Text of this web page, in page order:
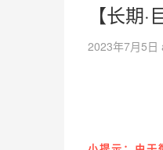
【长期
2023年7月5日